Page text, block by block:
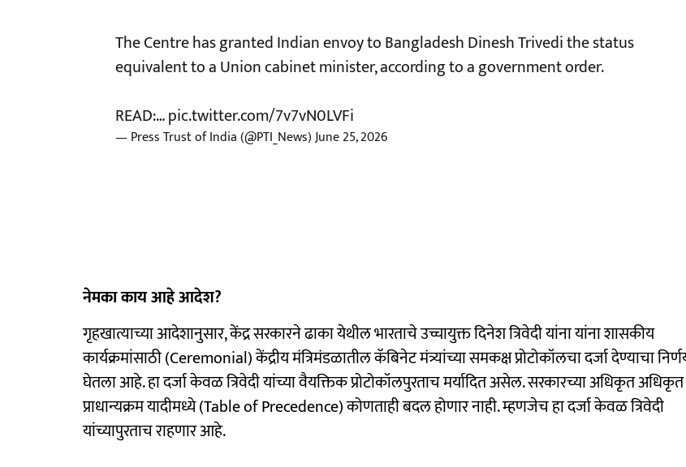
The Centre has granted Indian envoy to Bangladesh Dinesh Trivedi the status
equivalent to a Union cabinet minister, according to a government order.
READ:…pic.twitter.com/7v7vN0LVFi
— Press Trust of India (@PTI_News)June 25, 2026
नेमका काय आहे आदेश?
गृहखात्याच्या आदेशानुसार, केंद्र सरकारने ढाका येथील भारताचे उच्चायुक्त दिनेश त्रिवेदी यांना यांना शासकीय
कार्यक्रमांसाठी (Ceremonial) केंद्रीय मंत्रिमंडळातील कॅबिनेट मंत्र्यांच्या समकक्ष प्रोटोकॉलचा दर्जा देण्याचा
घेतला आहे. हा दर्जा केवळ त्रिवेदी यांच्या वैयक्तिक प्रोटोकॉलपुरताच मर्यादित असेल. सरकारच्या अधिकृत अधिकृत
प्राधान्यक्रम यादीमध्ये (Table of Precedence) कोणताही बदल होणार नाही. म्हणजेच हा दर्जा केवळ त्रिवेदी
यांच्यापुरताच राहणार आहे.